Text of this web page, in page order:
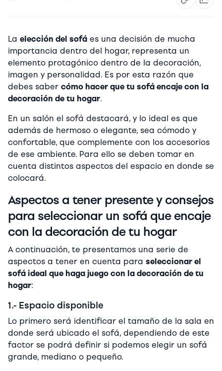
La elección del sofá es una decisión de mucha
importancia dentro del hogar, representa un
elemento protagónico dentro de la decoración,
imagen y personalidad. Es por esta razón que
debes saber cómo hacer que tu sofá encaje con la
decoración de tu hogar.
En un salón el sofá destacará, y lo ideal es que
además de hermoso o elegante, sea cómodo y
confortable, que complemente con los accesorios
de ese ambiente. Para ello se deben tomar en
cuenta distintos aspectos del espacio en donde se
colocará.
Aspectos a tener presente y consejos
para seleccionar un sofá que encaje
con la decoración de tu hogar
A continuación, te presentamos una serie de
aspectos a tener en cuenta para seleccionar el
sofá ideal que haga juego con la decoración de tu
hogar:
1.- Espacio disponible
Lo primero será identificar el tamaño de la sala en
donde será ubicado el sofá, dependiendo de este
factor se podrá definir si podemos elegir un sofá
grande, mediano o pequeño.